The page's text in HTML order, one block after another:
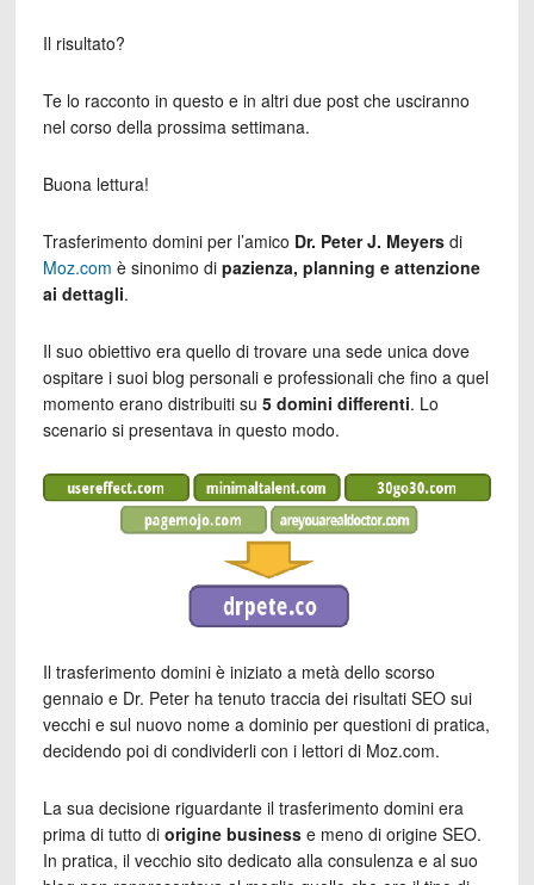
Il risultato?
Te lo racconto in questo e in altri due post che usciranno
nel corso della prossima settimana.
Buona lettura!
Trasferimento domini per l’amico Dr. Peter J. Meyersdi
Moz.com è sinonimo di pazienza, planning e attenzione
ai dettagli.
Il suo obiettivo era quello di trovare una sede unica dove
ospitare i suoi blog personali e professionali che fino a quel
momento erano distribuiti su 5 domini differenti. Lo
scenario si presentava in questo modo.
Il trasferimento domini è iniziato a metà dello scorso
gennaio e Dr. Peter ha tenuto traccia dei risultati SEO sui
vecchi e sul nuovo nome a dominio per questioni di pratica,
decidendo poi di condividerli con i lettori di Moz.com.
La sua decisione riguardante il trasferimento domini era
prima di tutto di origine businesse meno di origine SEO.
In pratica, il vecchio sito dedicato alla consulenza e al suo